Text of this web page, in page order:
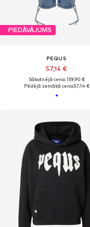
PIEDĀVĀJUMS
PEQUS
57,14 €
Sākotnējā cena: 159,90 €
Pēdējā zemākā cena:57,14 €